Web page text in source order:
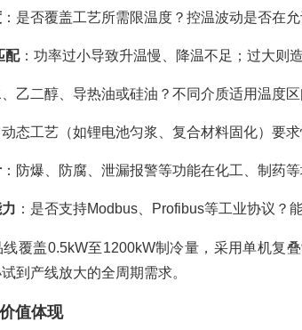
：是否覆盖工艺所需限温度？控温波动是否在允
配：功率过小导致升温慢、降温不足；过大则
乙二醇、导热油或硅油？不同介质适用温度区
态工艺（如锂电池匀浆、复合材料固化）要求
：防爆、防腐、泄漏报警等功能在化工、制药等
：是否支持Modbus、Profibus等工业协议？
覆盖0.5kW至1200kW制冷量，采用单机复
到产线放大的全周期需求。
值体现